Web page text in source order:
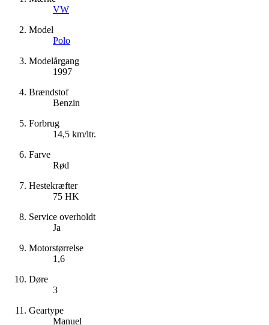
VW
Model
Polo
Modelårgang
1997
Brændstof
Benzin
Forbrug
14,5 km/ltr.
Farve
Rød
Hestekræfter
75 HK
Service overholdt
Ja
Motorstørrelse
1,6
Døre
3
Geartype
Manuel